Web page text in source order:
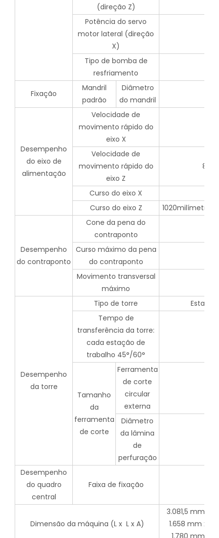
(direção Z)
Potência do servo
motor lateral (direção
X)
Tipo de bomba de
resfriamento
Fixação
Mandril
padrão
Diâmetro
do mandril
Desempenho
do eixo de
alimentação
Velocidade de
movimento rápido do
eixo X
Velocidade de
movimento rápido do
eixo Z
8m/
Curso do eixo X
Curso do eixo Z
1020milímetros
Desempenho
do contraponto
Cone da pena do
contraponto
Curso máximo da pena
do contraponto
Movimento transversal
máximo
Desempenho
da torre
Tipo de torre
Tempo de
transferência da torre:
cada estação de
trabalho 45°/60°
Tamanho
da
ferramenta
de corte
Ferramenta
de corte
circular
externa
Diâmetro
da lâmina
de
perfuração
Desempenho
do quadro
central
Faixa de fixação
Dimensão da máquina (L x L x A)
3.081,5 mm x
1.658 mm x
1.780 mm